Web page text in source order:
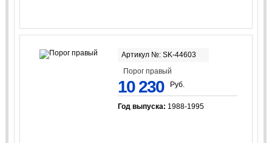
Артикул №: SK-44603
Порог правый
10 230 Руб.
Год выпуска: 1988-1995